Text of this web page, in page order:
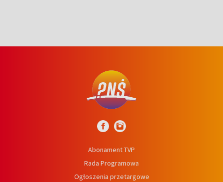
Abonament TVP
Rada Programowa
Ogłoszenia przetargowe